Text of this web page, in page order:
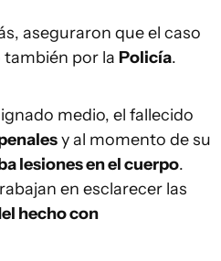
aseguraron que el caso
por la Policía.
medio, el fallecido
y al momento de su
lesiones en el cuerpo.
en esclarecer las
hecho con